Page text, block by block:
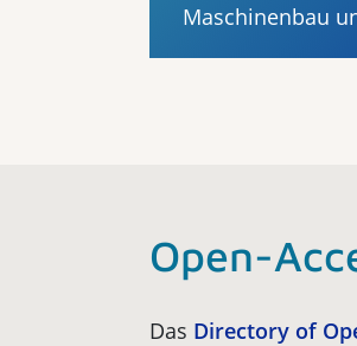
Maschinenbau
Open-
Das Directory of